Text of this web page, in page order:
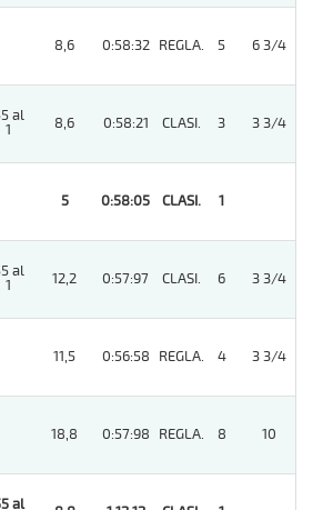
8,6 0:58:32 REGLA. 5 6 3/4
al
1
8,6 0:58:21 CLASI. 3 3 3/4
5 0:58:05 CLASI. 1
al
1
12,2 0:57:97 CLASI. 6 3 3/4
11,5 0:56:58 REGLA. 4 3 3/4
18,8 0:57:98 REGLA. 8 10
al